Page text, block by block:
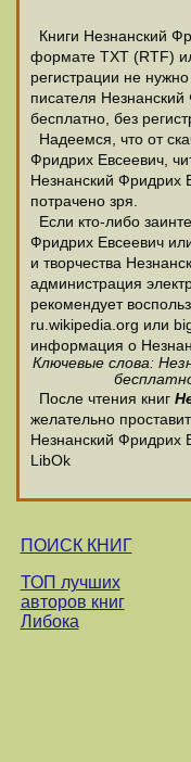
Книги Незнанский
формате ТХТ (RTF)
регистрации не
писателя
бесплатно, без
Надеемся, что от
Фридрих Евсеевич,
Незнанский Фридрих
потрачено зря.
Если кто-либо
Фридрих Евсеевич
и творчества
администрация
рекомендует
ru.wikipedia.org или
информация о
Ключевые слова:
После чтения книг
желательно
Незнанский Фридрих
LibOk
ПОИСК КНИГ
ТОП лучших
авторов книг
Либока